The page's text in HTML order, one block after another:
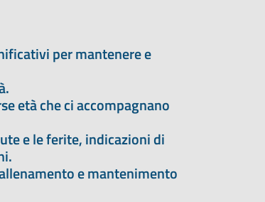
per mantenere e
età che ci accompagnano
e le ferite, indicazioni di
e mantenimento